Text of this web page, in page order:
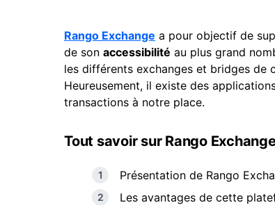
Rango Exchange a pour objectif de
de son accessibilité au plus grand
les différents exchanges et bridges de
Heureusement, il existe des
transactions à notre place.
Tout savoir sur Rango
Présentation de Rango
Les avantages de cette